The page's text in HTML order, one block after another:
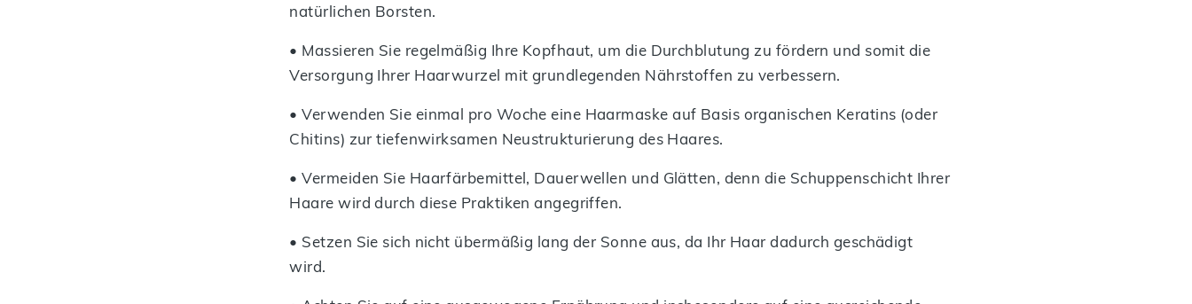
natürlichen Borsten.
• Massieren Sie regelmäßig Ihre Kopfhaut, um die Durchblutung zu fördern und somit die
Versorgung Ihrer Haarwurzel mit grundlegenden Nährstoffen zu verbessern.
• Verwenden Sie einmal pro Woche eine Haarmaske auf Basis organischen Keratins (oder
Chitins) zur tiefenwirksamen Neustrukturierung des Haares.
• Vermeiden Sie Haarfärbemittel, Dauerwellen und Glätten, denn die Schuppenschicht Ihrer
Haare wird durch diese Praktiken angegriffen.
• Setzen Sie sich nicht übermäßig lang der Sonne aus, da Ihr Haar dadurch geschädigt
wird.